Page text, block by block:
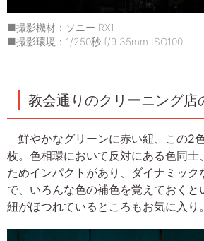
■撮影機材：ソニー RX1
■撮影環境：1/250秒 f/9 35mm ISO100
教会通りのクリーニング店
鮮やかなグリーンに赤い紐、この2
枚。色相環において反対にある色同士
ためインパクトがあり、ダイナミック
で、いろんな色の補色を覚えておくと
紐がほつれているところもお気に入り。